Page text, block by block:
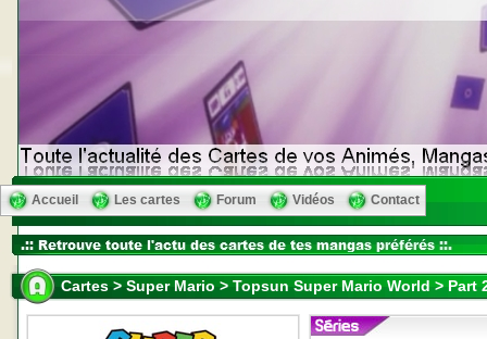
Accueil Les cartes Forum Vidéos Contact
Cartes > Super Mario > Topsun Super Mario World > Part